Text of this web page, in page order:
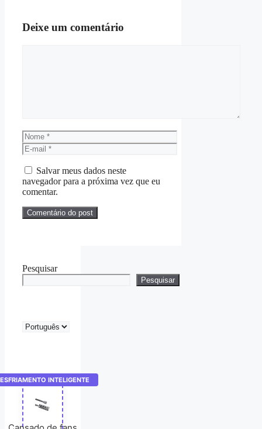
Deixe um comentário
Nome
E-
mail
Salvar meus dados neste
navegador para a próxima vez que eu
comentar.
Pesquisar
Pesquisar
Escolha
INTELIGENTE